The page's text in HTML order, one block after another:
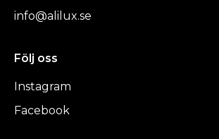
info@alilux.se
Följ oss
Instagram
Facebook